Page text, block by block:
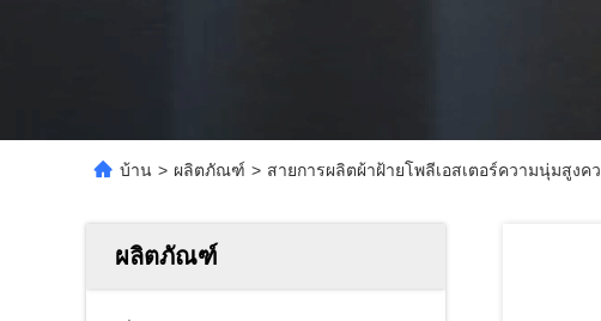
บ้าน > ผลิตภัณฑ์ > สายการผลิตผ้าฝ้ายโพลีเอสเตอร์ความนุ่มสูง
ผลิตภัณฑ์